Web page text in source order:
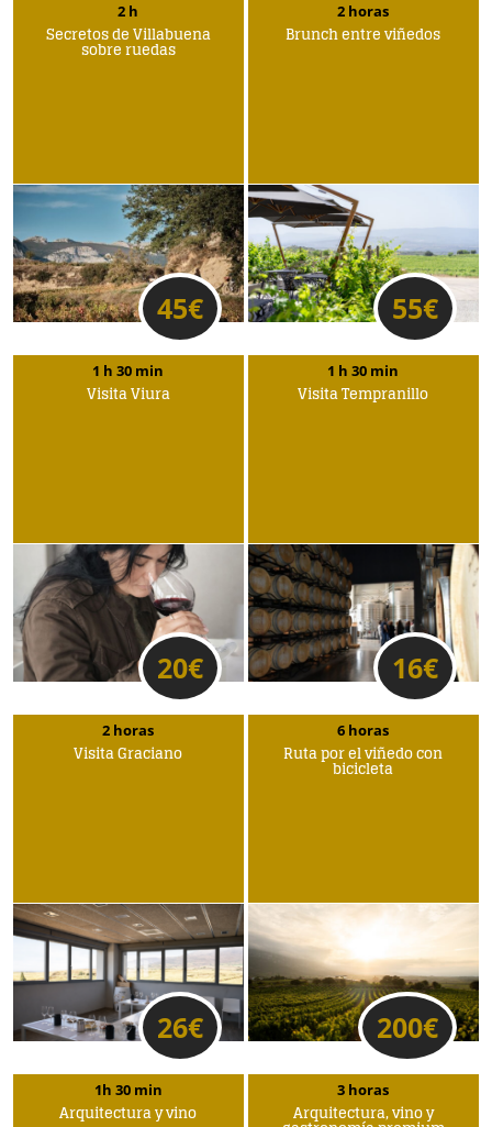
1 h 30 min
Visita Viura
20€
1 h 30 min
Visita Tempranillo
16€
2 horas
Visita Graciano
26€
6 horas
Ruta por el viñedo con
bicicleta
200€
1h 30 min
Arquitectura y vino
3 horas
Arquitectura, vino y
2 h
Secretos de Villabuena
sobre ruedas
45€
2 horas
Brunch entre viñedos
55€